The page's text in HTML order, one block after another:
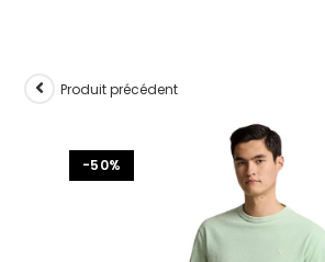
-50%
Produit précédent